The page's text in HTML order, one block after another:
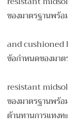
ของมาตรฐานพร้
and cushioned
ข้อกำหนดของมา
resistant
ของมาตรฐานพร้
ต้านทานการแทงท